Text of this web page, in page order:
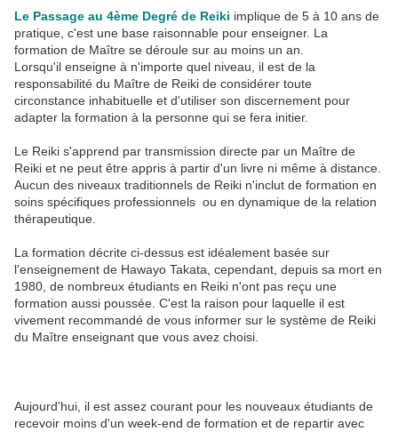
Le Passage au 4ème Degré de Reiki implique de 5 à 10 ans de
pratique, c'est une base raisonnable pour enseigner. La
formation de Maître se déroule sur au moins un an.
Lorsqu'il enseigne à n'importe quel niveau, il est de la
responsabilité du Maître de Reiki de considérer toute
circonstance inhabituelle et d'utiliser son discernement pour
adapter la formation à la personne qui se fera initier.
Le Reiki s'apprend par transmission directe par un Maître de
Reiki et ne peut être appris à partir d'un livre ni même à distance.
Aucun des niveaux traditionnels de Reiki n'inclut de formation en
soins spécifiques professionnels ou en dynamique de la relation
thérapeutique.
La formation décrite ci-dessus est idéalement basée sur
l'enseignement de Hawayo Takata, cependant, depuis sa mort en
1980, de nombreux étudiants en Reiki n'ont pas reçu une
formation aussi poussée. C'est la raison pour laquelle il est
vivement recommandé de vous informer sur le système de Reiki
du Maître enseignant que vous avez choisi.
Aujourd'hui, il est assez courant pour les nouveaux étudiants de
recevoir moins d'un week-end de formation et de repartir avec